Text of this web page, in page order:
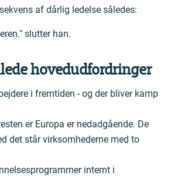
af dårlig ledelse således:
slutter han.
hovedudfordringer
i fremtiden - og der bliver kamp
er Europa er nedadgående. De
det står virksomhederne med to
internt i